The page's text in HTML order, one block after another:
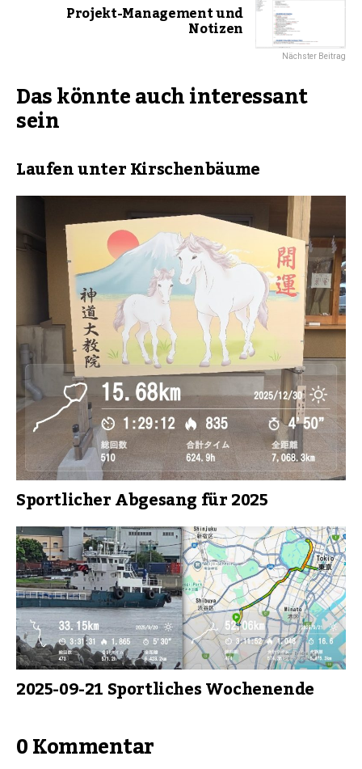
Projekt-Management und
Notizen
Nächster Beitrag
Das könnte auch interessant
sein
Laufen unter Kirschenbäume
Sportlicher Abgesang für 2025
2025-09-21 Sportliches Wochenende
0 Kommentar